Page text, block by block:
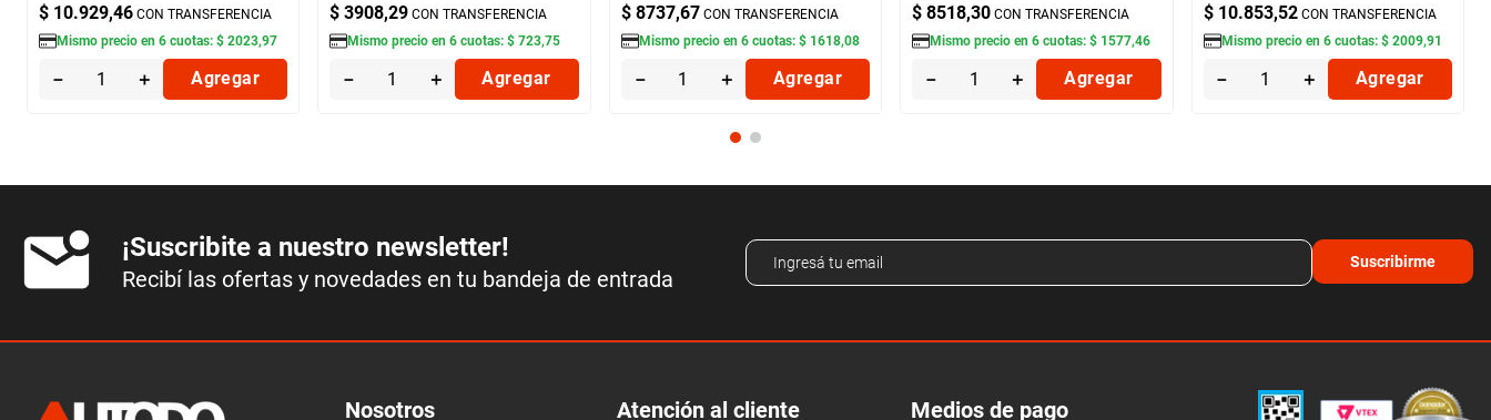
$ 10.929,46 CON TRANSFERENCIA
Mismo precio en 6cuotas: $ 2023,97
＋
－ Agregar
$ 3908,29 CON TRANSFERENCIA
Mismo precio en6 cuotas:$ 723,75
＋
－ Agregar
$ 8737,67 CON TRANSFERENCIA
Mismo precio en 6cuotas: $ 1618,08
＋
－ Agregar
$ 8518,30 CON TRANSFERENCIA
Mismo precio en6 cuotas:$ 1577,46
＋
－ Agregar
$ 10.853,52 CON TRANSFERENCIA
Mismo precio en 6cuotas: $ 2009,91
＋
－ Agregar
¡Suscribite a nuestro newsletter!
Recibí las ofertas y novedades en tu bandeja de entrada
Suscribirme
Nosotros Atención al cliente Medios de pago